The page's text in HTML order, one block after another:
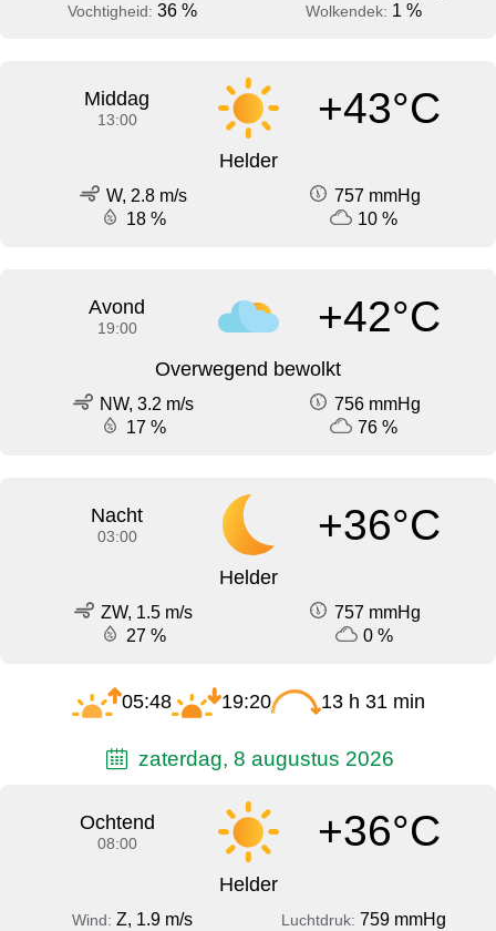
Vochtigheid: 36 % Wolkendek: 1 %
Middag
13:00 +43°C
Helder
W, 2.8 m/s
757 mmHg
18 %
10 %
Avond
19:00 +42°C
Overwegend bewolkt
NW, 3.2 m/s
756 mmHg
17 %
76 %
Nacht
03:00 +36°C
Helder
ZW, 1.5 m/s
757 mmHg
27 %
0 %
05:48 19:20 13 h 31 min
zaterdag, 8 augustus 2026
Ochtend
08:00 +36°C
Helder
Wind: Z, 1.9 m/s Luchtdruk: 759 mmHg